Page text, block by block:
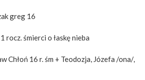
greg 16
rocz. śmierci o łaskę nieba
Chłoń 16 r. śm + Teodozja, Józefa /ona/,